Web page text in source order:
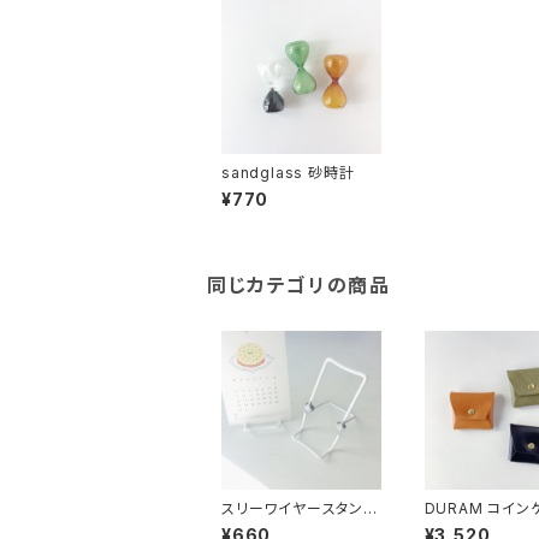
sandglass 砂時計
¥770
同じカテゴリの商品
スリーワイヤースタンド
S
DURAM コイン